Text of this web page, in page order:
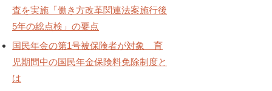
査を実施「働き方改革関連法案施行後
5年の総点検」の要点
国民年金の第1号被保険者が対象 育
児期間中の国民年金保険料免除制度と
は